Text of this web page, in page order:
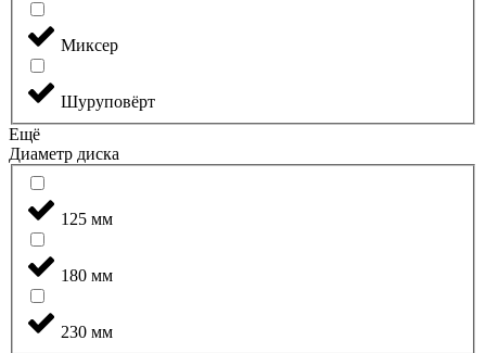
Миксер
Шуруповёрт
Ещё
Диаметр диска
125 мм
180 мм
230 мм